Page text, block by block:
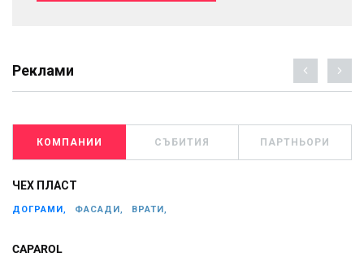
Реклами
КОМПАНИИ СЪБИТИЯ ПАРТНЬОРИ
ЧЕХ ПЛАСТ
ДОГРАМИ, ФАСАДИ, ВРАТИ,
CAPAROL